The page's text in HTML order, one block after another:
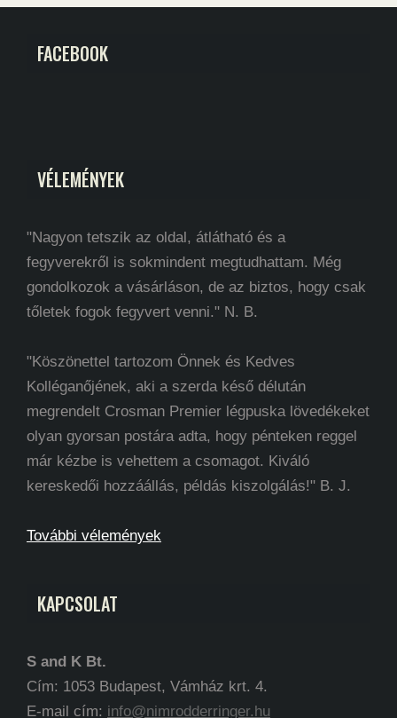
FACEBOOK
VÉLEMÉNYEK
"Nagyon tetszik az oldal, átlátható és a
fegyverekről is sokmindent megtudhattam. Még
gondolkozok a vásárláson, de az biztos, hogy csak
tőletek fogok fegyvert venni." N. B.
"Köszönettel tartozom Önnek és Kedves
Kolléganőjének, aki a szerda késő délután
megrendelt Crosman Premier légpuska lövedékeket
olyan gyorsan postára adta, hogy pénteken reggel
már kézbe is vehettem a csomagot. Kiváló
kereskedői hozzáállás, példás kiszolgálás!" B. J.
További vélemények
KAPCSOLAT
S and K Bt.
Cím: 1053 Budapest, Vámház krt. 4.
E-mail cím: info@nimrodderringer.hu